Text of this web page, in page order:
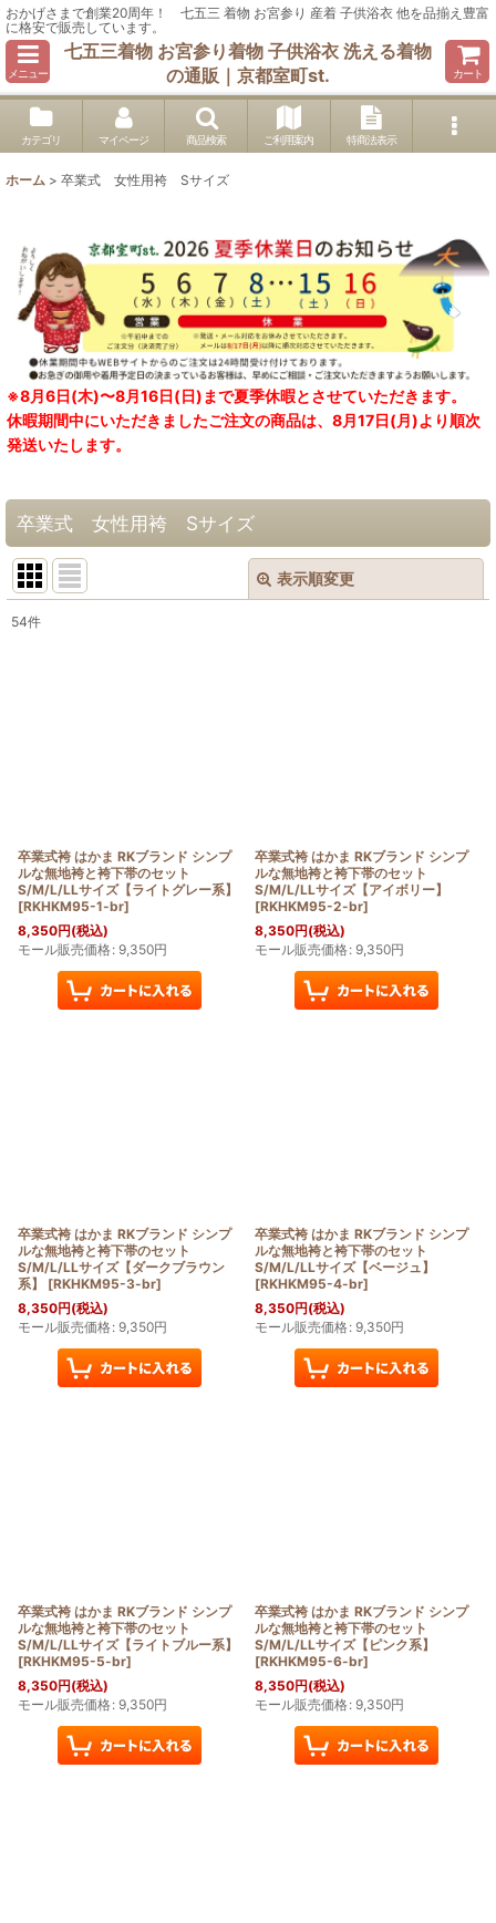
おかげさまで創業20周年！ 七五三 着物 お宮参り 産着 子供浴衣 他を品揃え豊富
に格安で販売しています。
メニュー
七五三着物 お宮参り着物 子供浴衣 洗える着物
の通販｜京都室町st.
カート
カテゴリ マイページ 商品検索 ご利用案内 特商法表示
ホーム > 卒業式 女性用袴 Sサイズ
※8月6日(木)〜8月16日(日)まで夏季休暇とさせていただきます。
休暇期間中にいただきましたご注文の商品は、8月17日(月)より順次
発送いたします。
卒業式 女性用袴 Sサイズ
表示順変更
54件
卒業式袴 はかま RKブランド シンプ
ルな無地袴と袴下帯のセット
S/M/L/LLサイズ【ライトグレー系】
[RKHKM95-1-br]
8,350円(税込)
モール販売価格: 9,350円
卒業式袴 はかま RKブランド シンプ
ルな無地袴と袴下帯のセット
S/M/L/LLサイズ【アイボリー】
[RKHKM95-2-br]
8,350円(税込)
モール販売価格: 9,350円
卒業式袴 はかま RKブランド シンプ
ルな無地袴と袴下帯のセット
S/M/L/LLサイズ【ダークブラウン
系】
[RKHKM95-3-br]
8,350円(税込)
モール販売価格: 9,350円
卒業式袴 はかま RKブランド シンプ
ルな無地袴と袴下帯のセット
S/M/L/LLサイズ【ベージュ】
[RKHKM95-4-br]
8,350円(税込)
モール販売価格: 9,350円
卒業式袴 はかま RKブランド シンプ
ルな無地袴と袴下帯のセット
S/M/L/LLサイズ【ライトブルー系】
[RKHKM95-5-br]
8,350円(税込)
モール販売価格: 9,350円
卒業式袴 はかま RKブランド シンプ
ルな無地袴と袴下帯のセット
S/M/L/LLサイズ【ピンク系】
[RKHKM95-6-br]
8,350円(税込)
モール販売価格: 9,350円